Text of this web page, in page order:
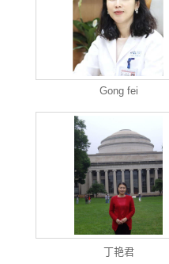
Gong fei
丁艳君